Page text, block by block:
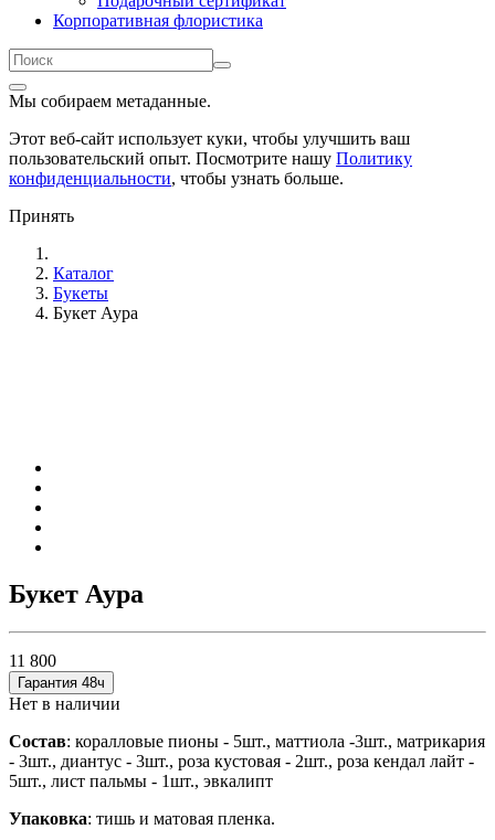
Корпоративная флористика
Мы собираем метаданные.
Этот веб-сайт использует куки, чтобы улучшить ваш
пользовательский опыт. Посмотрите нашу Политику
конфиденциальности, чтобы узнать больше.
Принять
Каталог
Букеты
Букет Аура
Букет Аура
11 800
Гарантия 48ч
Нет в наличии
Состав: коралловые пионы - 5шт., маттиола -3шт., матрикария
- 3шт., диантус - 3шт., роза кустовая - 2шт., роза кендал лайт -
5шт., лист пальмы - 1шт., эвкалипт
Упаковка: тишь и матовая пленка.